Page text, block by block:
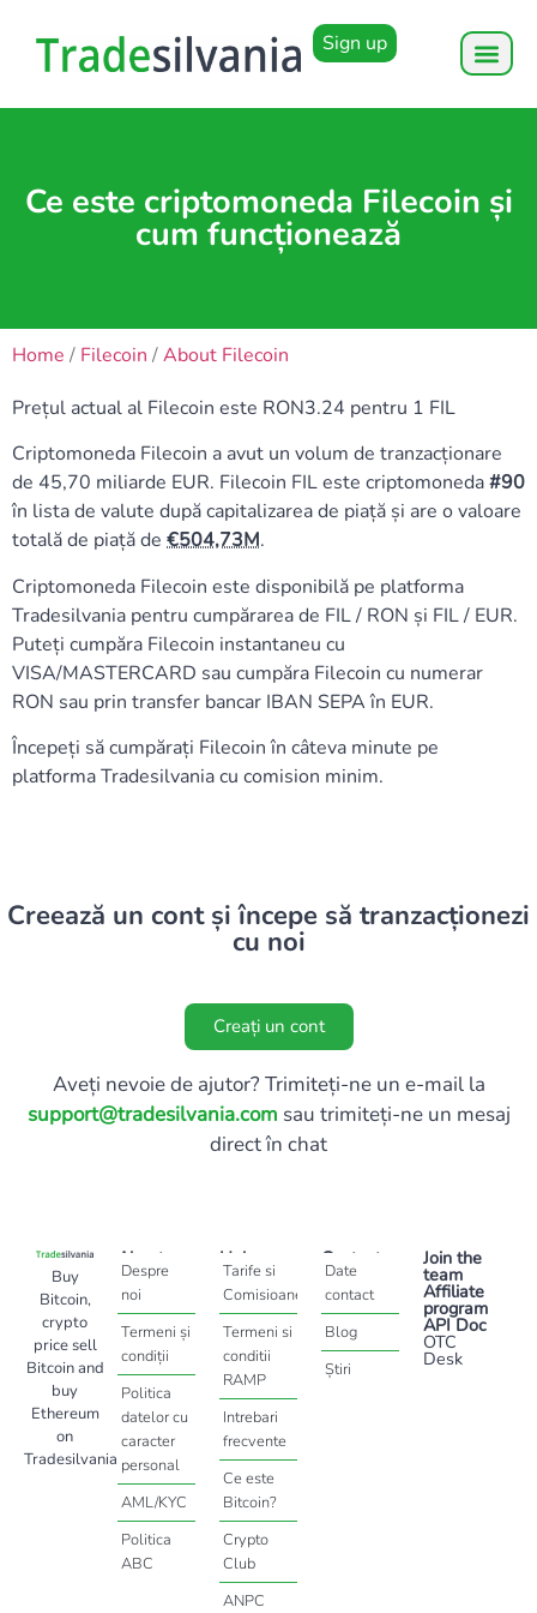
Sign up
Ce este criptomoneda Filecoin și
cum funcționează
Home / Filecoin /About Filecoin
Prețul actual al Filecoin este RON3.24 pentru 1 FIL
Criptomoneda Filecoin a avut un volum de tranzacționare
de 45,70 miliarde EUR. Filecoin FIL este criptomoneda#90
în lista de valute după capitalizarea de piață și are o valoare
totală de piață de 504,73M.
Criptomoneda Filecoin este disponibilă pe platforma
Tradesilvania pentru cumpărarea de FIL / RON și FIL / EUR.
Puteți cumpăra Filecoin instantaneu cu
VISA/MASTERCARD sau cumpăra Filecoin cu numerar
RON sau prin transfer bancar IBAN SEPA în EUR.
Începeți să cumpărați Filecoin în câteva minute pe
platforma Tradesilvania cu comision minim.
Creează un cont și începe să tranzacționezi
cu noi
Creați un cont
Aveți nevoie de ajutor? Trimiteți-ne un e-mail la
support@tradesilvania.com sau trimiteți-ne un mesaj
direct în chat
Buy
Bitcoin,
crypto
price sell
Bitcoin and
buy
Ethereum
on
Tradesilvania
About
Despre
noi
Termeni și
condiții
Politica
datelor cu
caracter
personal
AML/KYC
Politica
ABC
Help
Tarife si
Comisioane
Termeni si
conditii
RAMP
Intrebari
frecvente
Ce este
Bitcoin?
Crypto
Club
ANPC
Contact
Date
contact
Blog
Știri
Join the
team
Affiliate
program
API Doc
OTC
Desk